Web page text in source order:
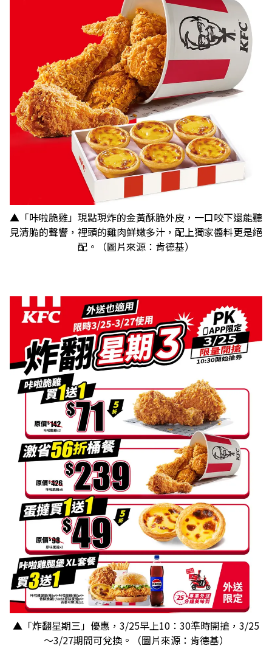
▲「咔啦脆雞」現點現炸的金黃酥脆外皮，一口咬下還能聽
見清脆的聲響，裡頭的雞肉鮮嫩多汁，配上獨家醬料更是絕
配。（圖片來源：肯德基）
▲「炸翻星期三」優惠，3/25早上10：30準時開搶，3/25
～3/27期間可兌換。（圖片來源：肯德基）